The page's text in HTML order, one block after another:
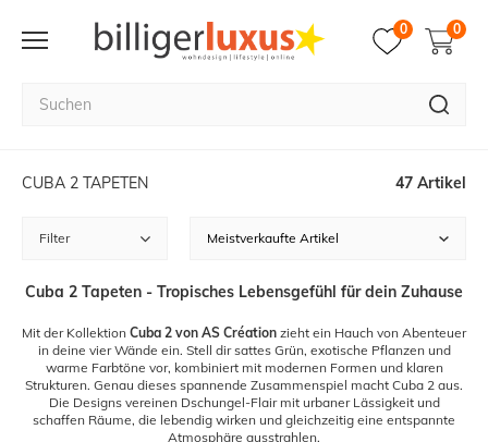
0 0
CUBA 2 TAPETEN 47 Artikel
Filter
Cuba 2 Tapeten - Tropisches Lebensgefühl für dein Zuhause
Mit der Kollektion Cuba 2 von AS Création zieht ein Hauch von Abenteuer
in deine vier Wände ein. Stell dir sattes Grün, exotische Pflanzen und
warme Farbtöne vor, kombiniert mit modernen Formen und klaren
Strukturen. Genau dieses spannende Zusammenspiel macht Cuba 2 aus.
Die Designs vereinen Dschungel-Flair mit urbaner Lässigkeit und
schaffen Räume, die lebendig wirken und gleichzeitig eine entspannte
Atmosphäre ausstrahlen.